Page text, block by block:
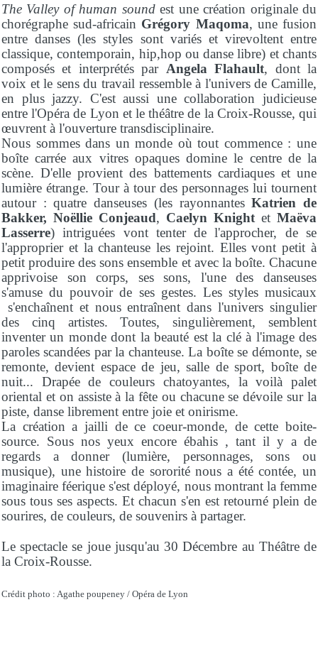
The Valley of human soundest une création originale du
chorégraphe sud-africain Grégory Maqoma, une fusion
entre danses (les styles sont variés et virevoltent entre
classique, contemporain, hip,hop ou danse libre) et chants
composés et interprétés par Angela Flahault, dont la
voix et le sens du travail ressemble à l'univers de Camille,
en plus jazzy. C'est aussi une collaboration judicieuse
entre l'Opéra de Lyon et le théâtre de la Croix-Rousse, qui
œuvrent à l'ouverture transdisciplinaire.
Nous sommes dans un monde où tout commence : une
boîte carrée aux vitres opaques domine le centre de la
scène. D'elle provient des battements cardiaques et une
lumière étrange. Tour à tour des personnages lui tournent
autour : quatre danseuses (les rayonnantesKatrien de
Bakker, Noëllie Conjeaud, Caelyn Knight et Maëva
Lasserre) intriguées vont tenter de l'approcher, de se
l'approprier et la chanteuse les rejoint. Elles vont petit à
petit produire des sons ensemble et avec la boîte. Chacune
apprivoise son corps, ses sons, l'une des danseuses
s'amuse du pouvoir de ses gestes. Les styles musicaux
s'enchaînent et nous entraînent dans l'univers singulier
des cinq artistes. Toutes, singulièrement, semblent
inventer un monde dont la beauté est la clé à l'image des
paroles scandées par la chanteuse. La boîte se démonte, se
remonte, devient espace de jeu, salle de sport, boîte de
nuit... Drapée de couleurs chatoyantes, la voilà palet
oriental et on assiste à la fête ou chacune se dévoile sur la
piste, danse librement entre joie et onirisme.
La création a jailli de ce coeur-monde, de cette boite-
source. Sous nos yeux encore ébahis , tant il y a de
regards a donner (lumière, personnages, sons ou
musique), une histoire de sororité nous a été contée, un
imaginaire féerique s'est déployé, nous montrant la femme
sous tous ses aspects. Et chacun s'en est retourné plein de
sourires, de couleurs, de souvenirs à partager.
Le spectacle se joue jusqu'au 30 Décembre au Théâtre de
la Croix-Rousse.
Crédit photo : Agathe poupeney / Opéra de Lyon